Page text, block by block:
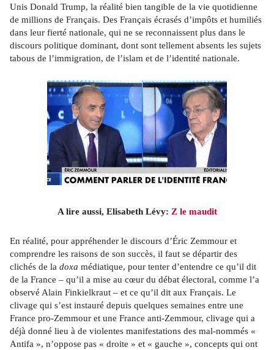
Unis Donald Trump, la réalité bien tangible de la vie quotidienne
de millions de Français. Des Français écrasés d’impôts et humiliés
dans leur fierté nationale, qui ne se reconnaissent plus dans le
discours politique dominant, dont sont tellement absents les sujets
tabous de l’immigration, de l’islam et de l’identité nationale.
A lire aussi, Elisabeth Lévy: Z le maudit
En réalité, pour appréhender le discours d’Éric Zemmour et
comprendre les raisons de son succès, il faut se départir des
clichés de la doxa médiatique, pour tenter d’entendre ce qu’il dit
de la France – qu’il a mise au cœur du débat électoral, comme l’a
observé Alain Finkielkraut – et ce qu’il dit aux Français. Le
clivage qui s’est instauré depuis quelques semaines entre une
France pro-Zemmour et une France anti-Zemmour, clivage qui a
déjà donné lieu à de violentes manifestations des mal-nommés «
Antifa », n’oppose pas « droite » et « gauche », concepts qui ont